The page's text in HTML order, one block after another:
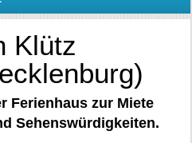
Klütz
Ferienhaus zur Miete
Sehenswürdigkeiten.